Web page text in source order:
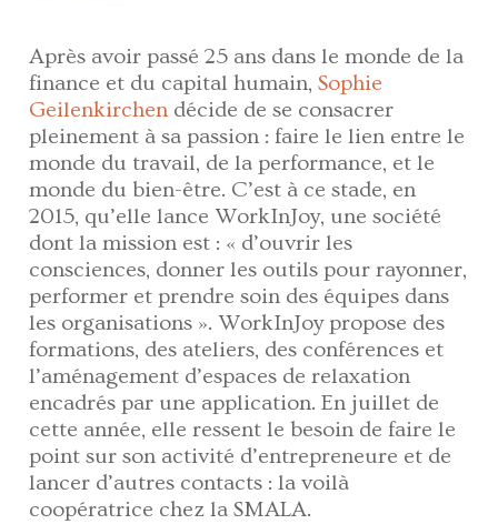
Après avoir passé 25 ans dans le monde de la
finance et du capital humain,Sophie
Geilenkirchen décide de se consacrer
pleinement à sa passion : faire le lien entre le
monde du travail, de la performance, et le
monde du bien-être. C’est à ce stade, en
2015, qu’elle lance WorkInJoy, une société
dont la mission est : « d’ouvrir les
consciences, donner les outils pour rayonner,
performer et prendre soin des équipes dans
les organisations ». WorkInJoy propose des
formations, des ateliers, des conférences et
l’aménagement d’espaces de relaxation
encadrés par une application. En juillet de
cette année, elle ressent le besoin de faire le
point sur son activité d’entrepreneure et de
lancer d’autres contacts : la voilà
coopératrice chez la SMALA.